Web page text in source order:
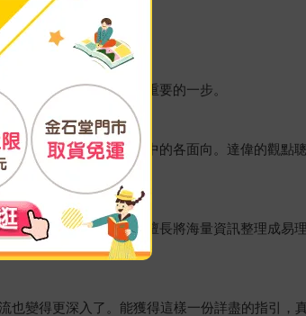
重拾「社交」是非常重要的一步。
，就能大大提升人生中的各面向。達偉的觀點
比清晰的解釋。他很擅長將海量資訊整理成易
我獲益匪淺。
變得更深入了。能獲得這樣一份詳盡的指引，